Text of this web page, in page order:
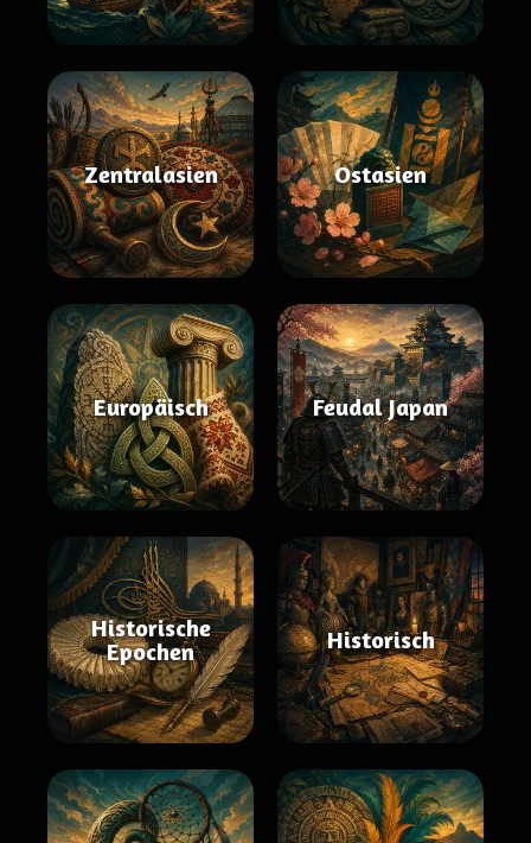
Zentralasien Ostasien
Europäisch Feudal Japan
Historische
Epochen
Historisch